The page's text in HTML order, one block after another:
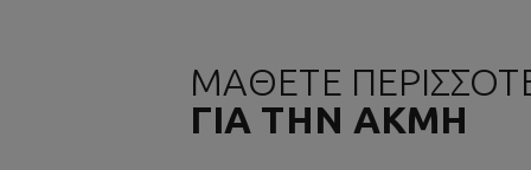
ΜΑΘΕΤΕ
ΓΙΑ ΤΗΝ ΑΚΜΗ